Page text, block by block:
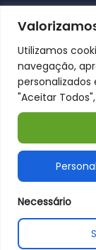
Utilizamos
navegação,
personalizados
"Aceitar
Necessário
Câmara
Av. da
4830 - 513
T. (+351) 253
E.
H. seg a sex
NIF 506 632